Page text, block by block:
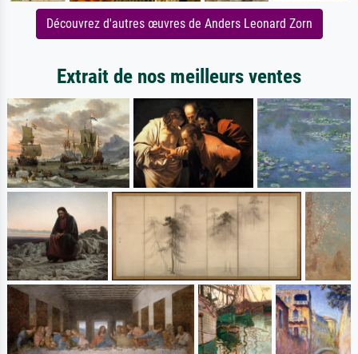
Découvrez d'autres œuvres de Anders Leonard Zorn
Extrait de nos meilleurs ventes